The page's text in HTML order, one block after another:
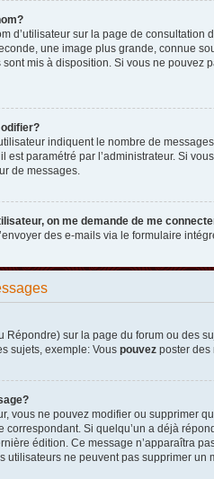
d’utilisateur sur la page de
une image plus grande, connue
mis à disposition. Si vous ne pouvez
indiquent le nombre de
est paramétré par l’administrateur. Si
de messages.
on me demande de me
des e-mails via le formulaire
sur la page du forum ou des
sujets, exemple: Vous pouvez poster des
vous ne pouvez modifier ou
correspondant. Si quelqu’un a déjà
édition. Ce message n’apparaîtra
utilisateurs ne peuvent pas supprimer un